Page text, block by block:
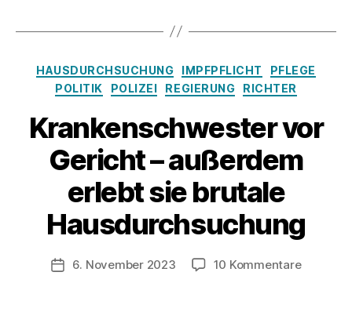
Kategorien
HAUSDURCHSUCHUNG IMPFPFLICHT
PFLEGE
POLITIK
POLIZEI REGIERUNG RICHTER
Krankenschwester vor
Gericht – außerdem
erlebt sie brutale
Hausdurchsuchung
Veröffentlichungsdatum
6. November 2023 10 Kommentarezu